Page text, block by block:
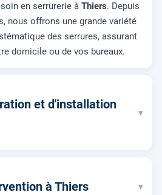
en serrurerie à Thiers. Depuis
nous offrons une grande variété
des serrures, assurant
domicile ou de vos bureaux.
et d'installation
▾
à Thiers ▾